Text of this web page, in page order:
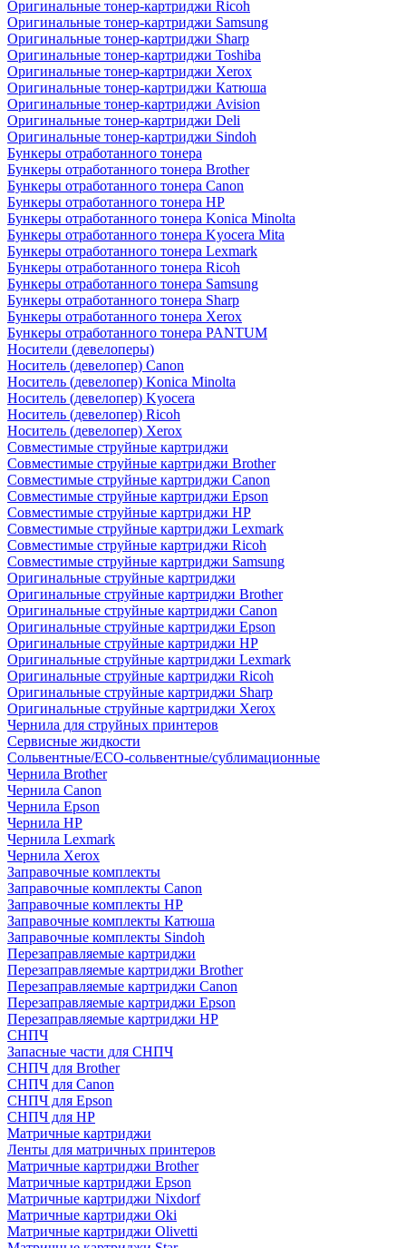
Оригинальные тонер-картриджи Ricoh
Оригинальные тонер-картриджи Samsung
Оригинальные тонер-картриджи Sharp
Оригинальные тонер-картриджи Toshiba
Оригинальные тонер-картриджи Xerox
Оригинальные тонер-картриджи Катюша
Оригинальные тонер-картриджи Avision
Оригинальные тонер-картриджи Deli
Оригинальные тонер-картриджи Sindoh
Бункеры отработанного тонера
Бункеры отработанного тонера Brother
Бункеры отработанного тонера Canon
Бункеры отработанного тонера HP
Бункеры отработанного тонера Konica Minolta
Бункеры отработанного тонера Kyocera Mita
Бункеры отработанного тонера Lexmark
Бункеры отработанного тонера Ricoh
Бункеры отработанного тонера Samsung
Бункеры отработанного тонера Sharp
Бункеры отработанного тонера Xerox
Бункеры отработанного тонера PANTUM
Носители (девелоперы)
Носитель (девелопер) Canon
Носитель (девелопер) Konica Minolta
Носитель (девелопер) Kyocera
Носитель (девелопер) Ricoh
Носитель (девелопер) Xerox
Совместимые струйные картриджи
Совместимые струйные картриджи Brother
Совместимые струйные картриджи Canon
Совместимые струйные картриджи Epson
Совместимые струйные картриджи HP
Совместимые струйные картриджи Lexmark
Совместимые струйные картриджи Ricoh
Совместимые струйные картриджи Samsung
Оригинальные струйные картриджи
Оригинальные струйные картриджи Brother
Оригинальные струйные картриджи Canon
Оригинальные струйные картриджи Epson
Оригинальные струйные картриджи HP
Оригинальные струйные картриджи Lexmark
Оригинальные струйные картриджи Ricoh
Оригинальные струйные картриджи Sharp
Оригинальные струйные картриджи Xerox
Чернила для струйных принтеров
Сервисные жидкости
Сольвентные/ECO-сольвентные/сублимационные
Чернила Brother
Чернила Canon
Чернила Epson
Чернила HP
Чернила Lexmark
Чернила Xerox
Заправочные комплекты
Заправочные комплекты Canon
Заправочные комплекты HP
Заправочные комплекты Катюша
Заправочные комплекты Sindoh
Перезаправляемые картриджи
Перезаправляемые картриджи Brother
Перезаправляемые картриджи Canon
Перезаправляемые картриджи Epson
Перезаправляемые картриджи HP
СНПЧ
Запасные части для СНПЧ
СНПЧ для Brother
СНПЧ для Canon
СНПЧ для Epson
СНПЧ для HP
Матричные картриджи
Ленты для матричных принтеров
Матричные картриджи Brother
Матричные картриджи Epson
Матричные картриджи Nixdorf
Матричные картриджи Oki
Матричные картриджи Olivetti